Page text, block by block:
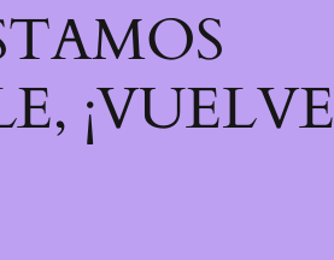
¡VUELVE